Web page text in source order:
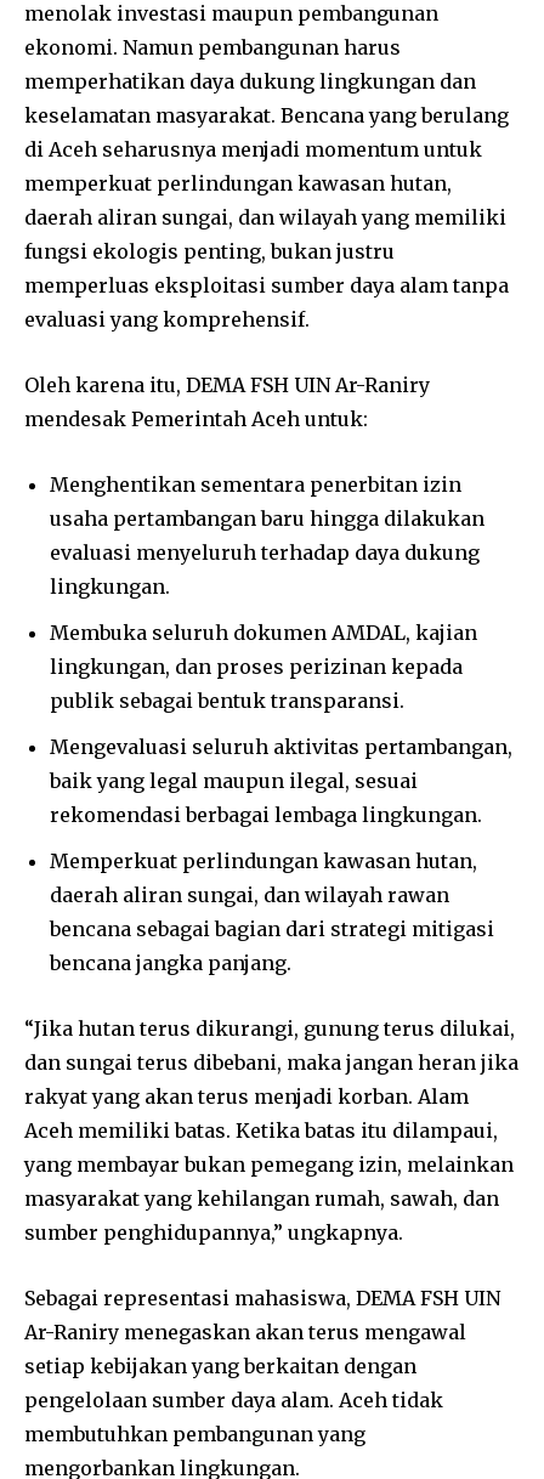
menolak investasi maupun pembangunan
ekonomi. Namun pembangunan harus
memperhatikan daya dukung lingkungan dan
keselamatan masyarakat. Bencana yang berulang
di Aceh seharusnya menjadi momentum untuk
memperkuat perlindungan kawasan hutan,
daerah aliran sungai, dan wilayah yang memiliki
fungsi ekologis penting, bukan justru
memperluas eksploitasi sumber daya alam tanpa
evaluasi yang komprehensif.
Oleh karena itu, DEMA FSH UIN Ar-Raniry
mendesak Pemerintah Aceh untuk:
Menghentikan sementara penerbitan izin
usaha pertambangan baru hingga dilakukan
evaluasi menyeluruh terhadap daya dukung
lingkungan.
Membuka seluruh dokumen AMDAL, kajian
lingkungan, dan proses perizinan kepada
publik sebagai bentuk transparansi.
Mengevaluasi seluruh aktivitas pertambangan,
baik yang legal maupun ilegal, sesuai
rekomendasi berbagai lembaga lingkungan.
Memperkuat perlindungan kawasan hutan,
daerah aliran sungai, dan wilayah rawan
bencana sebagai bagian dari strategi mitigasi
bencana jangka panjang.
“Jika hutan terus dikurangi, gunung terus dilukai,
dan sungai terus dibebani, maka jangan heran jika
rakyat yang akan terus menjadi korban. Alam
Aceh memiliki batas. Ketika batas itu dilampaui,
yang membayar bukan pemegang izin, melainkan
masyarakat yang kehilangan rumah, sawah, dan
sumber penghidupannya,” ungkapnya.
Sebagai representasi mahasiswa, DEMA FSH UIN
Ar-Raniry menegaskan akan terus mengawal
setiap kebijakan yang berkaitan dengan
pengelolaan sumber daya alam. Aceh tidak
membutuhkan pembangunan yang
mengorbankan lingkungan.